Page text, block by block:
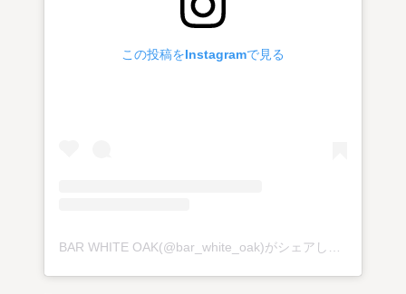
この投稿をInstagramで見る
BAR WHITE OAK(@bar_white_oak)がシェアした投稿